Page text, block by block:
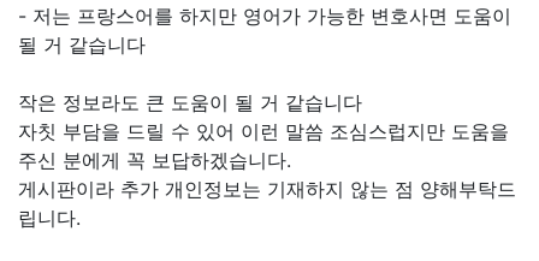
- 저는 프랑스어를 하지만 영어가 가능한 변호사면 도움이
될 거 같습니다
작은 정보라도 큰 도움이 될 거 같습니다
자칫 부담을 드릴 수 있어 이런 말씀 조심스럽지만 도움을
주신 분에게 꼭 보답하겠습니다.
게시판이라 추가 개인정보는 기재하지 않는 점 양해부탁드
립니다.